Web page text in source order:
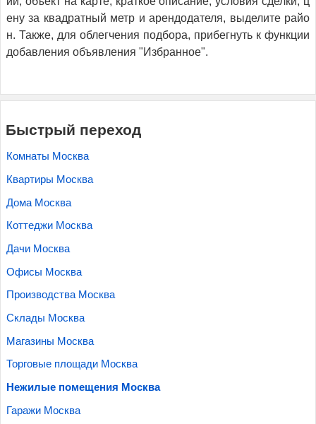
ену за квадратный метр и арендодателя, выделите райо
н. Также, для облегчения подбора, прибегнуть к функции
добавления объявления "Избранное".
Быстрый переход
Комнаты Москва
Квартиры Москва
Дома Москва
Коттеджи Москва
Дачи Москва
Офисы Москва
Производства Москва
Склады Москва
Магазины Москва
Торговые площади Москва
Нежилые помещения Москва
Гаражи Москва